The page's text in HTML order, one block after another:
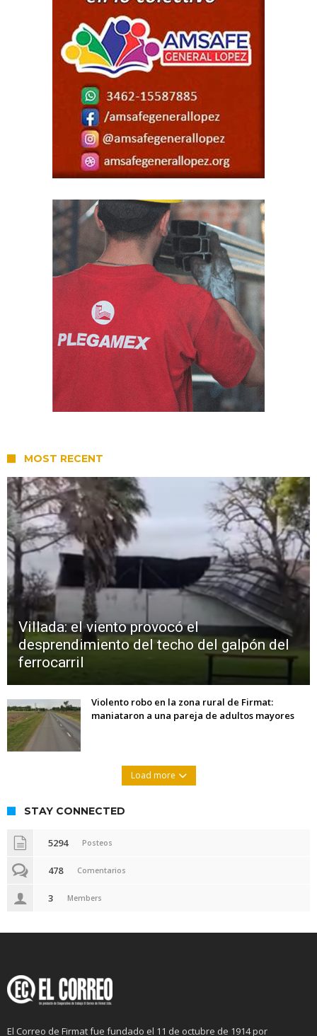
MOST RECENT
Villada: el viento provocó el
desprendimiento del techo del galpón del
ferrocarril
Violento robo en la zona rural de Firmat:
maniataron a una pareja de adultos mayores
Load more
STAY CONNECTED
5294 Posteos
478 Comentarios
3 Members
El Correo de Firmat fue fundado el 11 de octubre de 1914 por